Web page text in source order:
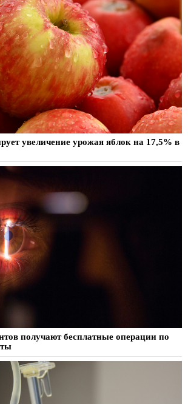
увеличение урожая яблок на 17,5% в
получают бесплатные операции по